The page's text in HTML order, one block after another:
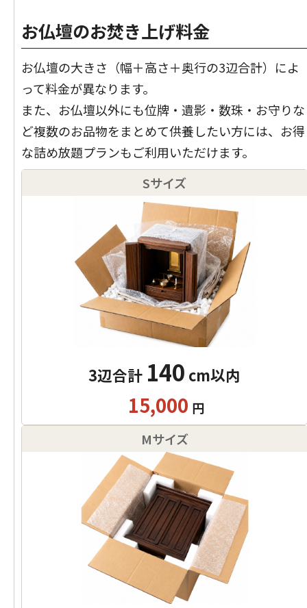
お仏壇のお焚き上げ料金
お仏壇の大きさ（幅＋高さ＋奥行の3辺合計）によ
って料金が異なります。
また、お仏壇以外にも位牌・遺影・数珠・お守りな
ど複数のお品物をまとめて供養したい方には、 お得
な詰め放題プランもご利用いただけます。
Sサイズ
3辺合計 140 cm以内
15,000 円
Mサイズ